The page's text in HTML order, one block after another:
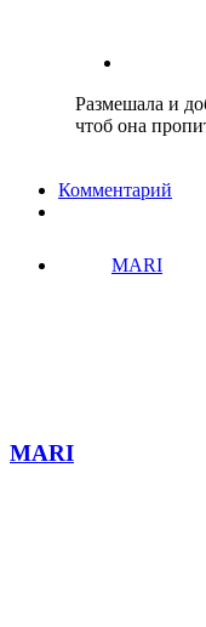
Размешала и
чтоб она
Комментарий
MARI
MARI